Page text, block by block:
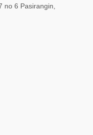
no 6 Pasirangin,